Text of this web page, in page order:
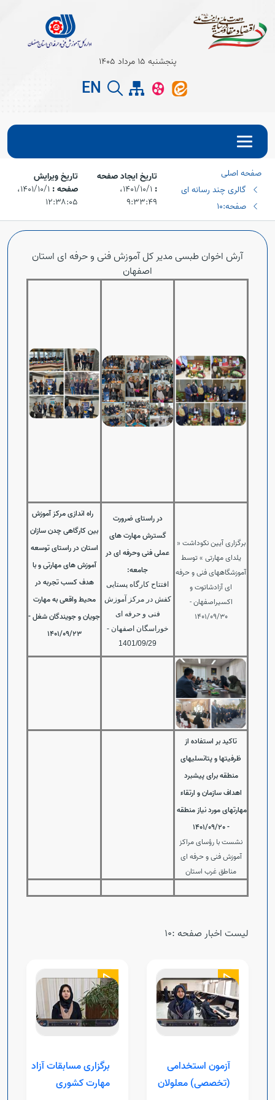
Open
Open
Open
پنجشنبه 15 مرداد 1405
EN
صفحه اصلی
گالری چند رسانه ای
صفحه:10
تاریخ ایجاد صفحه
:
۱۴۰۱/۱۰/۱،‏
۹:۳۳:۴۹
تاریخ ویرایش
صفحه :
۱۴۰۱/۱۰/۱،‏
۱۲:۳۸:۰۵
آرش اخوان طبسی مدیر کل آموزش فنی و حرفه ای استان
اصفهان
برگزاری آیین نکوداشت «
یلدای مهارتی » توسط
آموزشگاههای فنی و حرفه
ای آزادشاتوت و
اکسیراصفهان -
1401/09/30
در راستای ضرورت
گسترش مهارت های
عملی فنی وحرفه ای در
جامعه:
افتتاح کارگاه پستایی
کفش در مرکز آموزش
فنی و حرفه ای
خوراسگان اصفهان -
1401/09/29
راه اندازی مرکز آموزش
بین کارگاهی چدن سازان
استان در راستای توسعه
آموزش های مهارتی و با
هدف کسب تجربه در
محیط واقعی به مهارت
جویان و جویندگان شغل -
1401/09/23
تاکید بر استفاده از
ظرفیتها و پتانسلیهای
منطقه برای پیشبرد
اهداف سازمان و ارتقاء
مهارتهای مورد نیاز منطقه
- 1401/09/20
نشست با رؤسای مراکز
آموزش فنی و حرفه ای
مناطق غرب استان
لیست اخبار صفحه :10
آزمون استخدامی
(تخصصی) معلولان
برگزاری مسابقات آزاد
مهارت کشوری